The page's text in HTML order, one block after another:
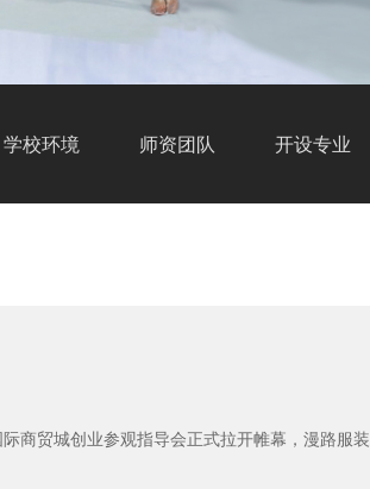
学校环境 师资团队 开设专业
商贸城创业参观指导会正式拉开帷幕，漫路服装